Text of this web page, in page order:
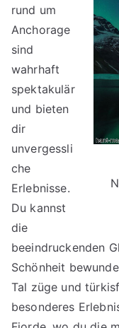
rund um
Anchorage
sind
wahrhaft
spektakulär
und bieten
dir
unvergessli
che
Erlebnisse.
Du kannst
die
beeindruckenden
Schönheit
Tal züge und
besonderes